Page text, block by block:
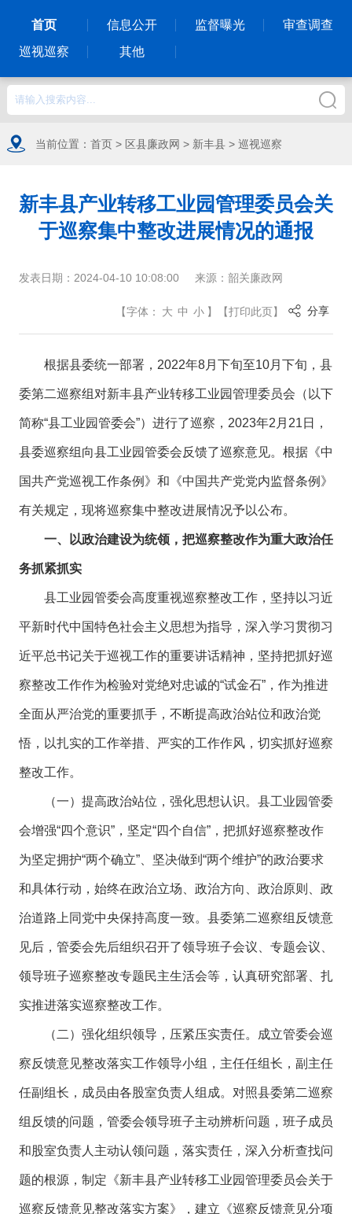
首页 信息公开 监督曝光
审查调查
巡视巡察
其他
当前位置： 首页> 区县廉政网 > 新丰县> 巡视巡察
新丰县产业转移工业园管理委员会关
于巡察集中整改进展情况的通报
发表日期： 2024-04-10 10:08:00 来源： 韶关廉政网
【字体： 大 中 小 】 【打印此页】 分享
根据县委统一部署，2022年8月下旬至10月下旬，县
委第二巡察组对新丰县产业转移工业园管理委员会（以下
简称“县工业园管委会”）进行了巡察，2023年2月21日，
县委巡察组向县工业园管委会反馈了巡察意见。根据《中
国共产党巡视工作条例》和《中国共产党党内监督条例》
有关规定，现将巡察集中整改进展情况予以公布。
一、以政治建设为统领，把巡察整改作为重大政治任
务抓紧抓实
县工业园管委会高度重视巡察整改工作，坚持以习近
平新时代中国特色社会主义思想为指导，深入学习贯彻习
近平总书记关于巡视工作的重要讲话精神，坚持把抓好巡
察整改工作作为检验对党绝对忠诚的“试金石”，作为推进
全面从严治党的重要抓手，不断提高政治站位和政治觉
悟，以扎实的工作举措、严实的工作作风，切实抓好巡察
整改工作。
（一）提高政治站位，强化思想认识。县工业园管委
会增强“四个意识”，坚定“四个自信”，把抓好巡察整改作
为坚定拥护“两个确立”、坚决做到“两个维护”的政治要求
和具体行动，始终在政治立场、政治方向、政治原则、政
治道路上同党中央保持高度一致。县委第二巡察组反馈意
见后，管委会先后组织召开了领导班子会议、专题会议、
领导班子巡察整改专题民主生活会等，认真研究部署、扎
实推进落实巡察整改工作。
（二）强化组织领导，压紧压实责任。成立管委会巡
察反馈意见整改落实工作领导小组，主任任组长，副主任
任副组长，成员由各股室负责人组成。对照县委第二巡察
组反馈的问题，管委会领导班子主动辨析问题，班子成员
和股室负责人主动认领问题，落实责任，深入分析查找问
题的根源，制定《新丰县产业转移工业园管理委员会关于
巡察反馈意见整改落实方案》，建立《巡察反馈意见分项